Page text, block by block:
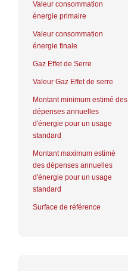
Valeur consommation
énergie primaire
Valeur consommation
énergie finale
Gaz Effet de Serre
Valeur Gaz Effet de serre
Montant minimum estimé des
dépenses annuelles
d'énergie pour un usage
standard
Montant maximum estimé
des dépenses annuelles
d'énergie pour un usage
standard
Surface de référence